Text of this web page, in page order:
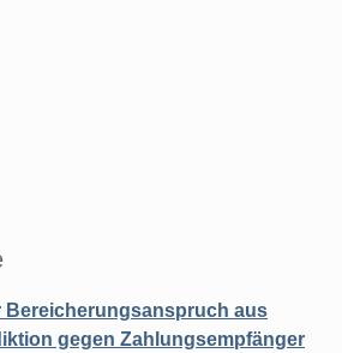
Bereicherungsanspruch aus
gegen Zahlungsempfänger